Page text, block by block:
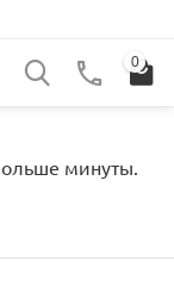
0
минуты.